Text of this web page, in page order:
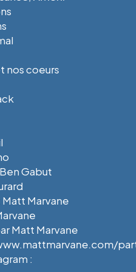
nos coeurs
Gabut
Marvane
Matt Marvane
: